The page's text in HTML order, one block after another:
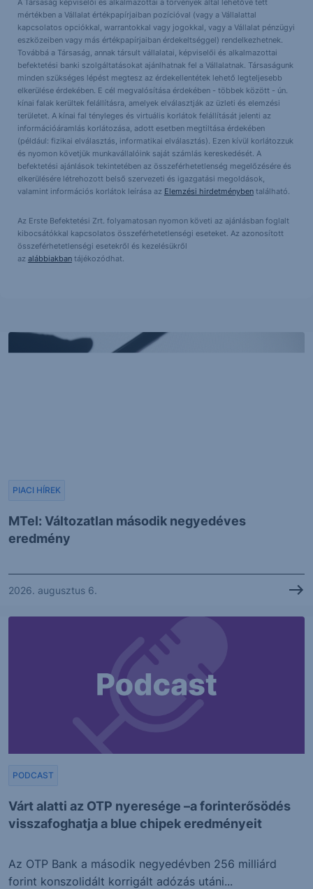
mértékben a Vállalat értékpapírjaiban pozícióval (vagy a Vállalattal
kapcsolatos opciókkal, warrantokkal vagy jogokkal, vagy a Vállalat pénzügyi
eszközeiben vagy más értékpapírjaiban érdekeltséggel) rendelkezhetnek.
Továbbá a Társaság, annak társult vállalatai, képviselői és alkalmazottai
befektetési banki szolgáltatásokat ajánlhatnak fel a Vállalatnak. Társaságunk
minden szükséges lépést megtesz az érdekellentétek lehető legteljesebb
elkerülése érdekében. E cél megvalósítása érdekében - többek között - ún.
kínai falak kerültek felállításra, amelyek elválasztják az üzleti és elemzési
területet. A kínai fal tényleges és virtuális korlátok felállítását jelenti az
információáramlás korlátozása, adott esetben megtiltása érdekében
(például: fizikai elválasztás, informatikai elválasztás). Ezen kívül korlátozzuk
és nyomon követjük munkavállalóink saját számlás kereskedését. A
befektetési ajánlások tekintetében az összeférhetetlenség megelőzésére és
elkerülésére létrehozott belső szervezeti és igazgatási megoldások,
valamint információs korlátok leírása az Elemzési hirdetménybentalálható.
Az Erste Befektetési Zrt. folyamatosan nyomon követi az ajánlásban foglalt
kibocsátókkal kapcsolatos összeférhetetlenségi eseteket. Az azonosított
összeférhetetlenségi esetekről és kezelésükről
az alábbiakbantájékozódhat.
MTel: Változatlan második negyedéves
eredmény
PIACI HÍREK
2026. augusztus 6.
Várt alatti az OTP nyeresége –a forinterősödés
visszafoghatja a blue chipek eredményeit
PODCAST
Az OTP Bank a második negyedévben 256 milliárd
forint konszolidált korrigált adózás utáni...